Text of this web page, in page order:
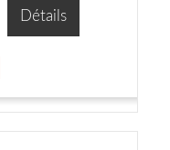
Détails